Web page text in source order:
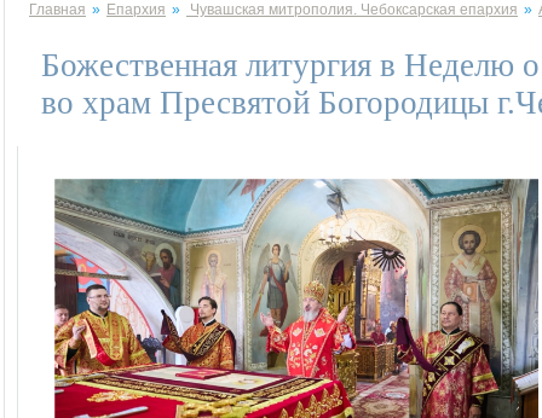
Главная » Епархия » Чувашская митрополия. Чебоксарская епархия »
Божественная литургия в Неделю
во храм Пресвятой Богородицы